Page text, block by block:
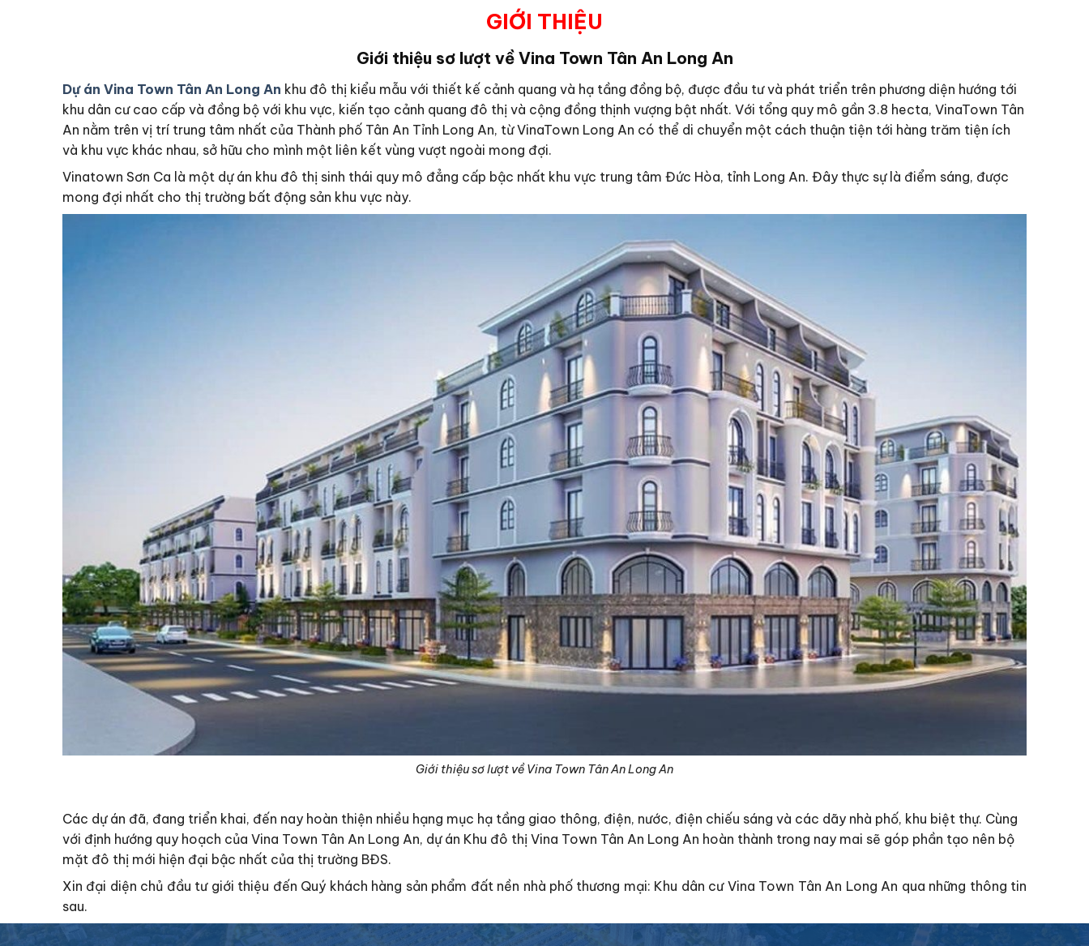
GIỚI THIỆU
Giới thiệu sơ lượt về Vina Town Tân An Long An
Dự án Vina Town Tân An Long An khu đô thị kiểu mẫu với thiết kế cảnh quang và hạ tầng đồng bộ, được đầu tư và phát triển trên phương diện hướng tới
khu dân cư cao cấp và đồng bộ với khu vực, kiến tạo cảnh quang đô thị và cộng đồng thịnh vượng bật nhất. Với tổng quy mô gần 3.8 hecta, VinaTown Tân
An nằm trên vị trí trung tâm nhất của Thành phố Tân An Tỉnh Long An, từ VinaTown Long An có thể di chuyển một cách thuận tiện tới hàng trăm tiện ích
và khu vực khác nhau, sở hữu cho mình một liên kết vùng vượt ngoài mong đợi.
Vinatown Sơn Ca là một dự án khu đô thị sinh thái quy mô đẳng cấp bậc nhất khu vực trung tâm Đức Hòa, tỉnh Long An. Đây thực sự là điểm sáng, được
mong đợi nhất cho thị trường bất động sản khu vực này.
Giới thiệu sơ lượt về Vina Town Tân An Long An
Các dự án đã, đang triển khai, đến nay hoàn thiện nhiều hạng mục hạ tầng giao thông, điện, nước, điện chiếu sáng và các dãy nhà phố, khu biệt thự. Cùng
với định hướng quy hoạch của Vina Town Tân An Long An, dự án Khu đô thị Vina Town Tân An Long An hoàn thành trong nay mai sẽ góp phần tạo nên bộ
mặt đô thị mới hiện đại bậc nhất của thị trường BĐS.
Xin đại diện chủ đầu tư giới thiệu đến Quý khách hàng sản phẩm đất nền nhà phố thương mại: Khu dân cư Vina Town Tân An Long An qua những thông tin
sau.